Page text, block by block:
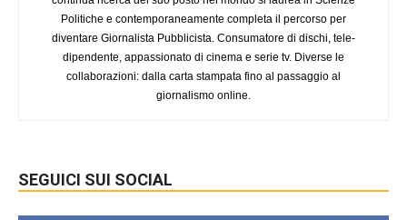
Politiche e contemporaneamente completa il percorso per
diventare Giornalista Pubblicista. Consumatore di dischi, tele-
dipendente, appassionato di cinema e serie tv. Diverse le
collaborazioni: dalla carta stampata fino al passaggio al
giornalismo online.
SEGUICI SUI SOCIAL